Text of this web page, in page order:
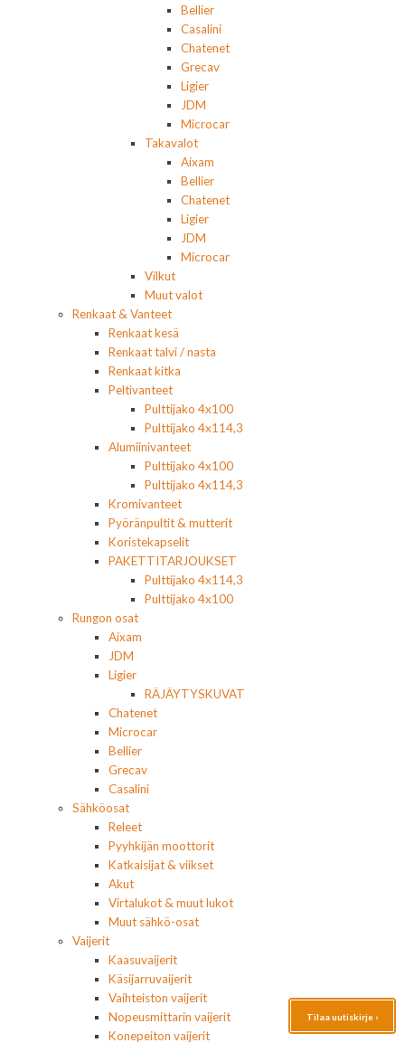
Bellier
Casalini
Chatenet
Grecav
Ligier
JDM
Microcar
Takavalot
Aixam
Bellier
Chatenet
Ligier
JDM
Microcar
Vilkut
Muut valot
Renkaat & Vanteet
Renkaat kesä
Renkaat talvi / nasta
Renkaat kitka
Peltivanteet
Pulttijako 4x100
Pulttijako 4x114,3
Alumiinivanteet
Pulttijako 4x100
Pulttijako 4x114,3
Kromivanteet
Pyöränpultit & mutterit
Koristekapselit
PAKETTITARJOUKSET
Pulttijako 4x114,3
Pulttijako 4x100
Rungon osat
Aixam
JDM
Ligier
RÄJÄYTYSKUVAT
Chatenet
Microcar
Bellier
Grecav
Casalini
Sähköosat
Releet
Pyyhkijän moottorit
Katkaisijat & viikset
Akut
Virtalukot & muut lukot
Muut sähkö-osat
Vaijerit
Kaasuvaijerit
Käsijarruvaijerit
Vaihteiston vaijerit
Nopeusmittarin vaijerit
Konepeiton vaijerit
Tilaa uutiskirje ›